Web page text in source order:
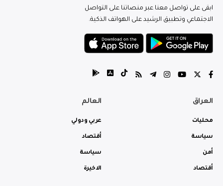
ابقى على تواصل معنا عبر منصاتنا على التواصل
الاجتماعي وتطبيق الرشيد على الهواتف الذكية.
العراق
محليات
سياسة
أمن
أقتصاد
العالم
عربي ودولي
أقتصاد
سياسة
الاخيرة